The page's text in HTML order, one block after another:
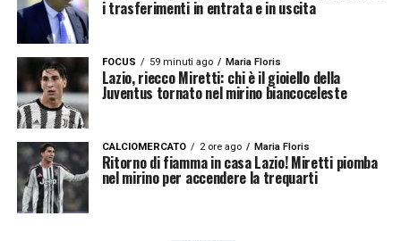
i trasferimenti in entrata e in uscita
FOCUS 59 minuti ago Maria Floris
Lazio, riecco Miretti: chi è il gioiello della
Juventus tornato nel mirino biancoceleste
CALCIOMERCATO 2 ore ago Maria Floris
Ritorno di fiamma in casa Lazio! Miretti piomba
nel mirino per accendere la trequarti